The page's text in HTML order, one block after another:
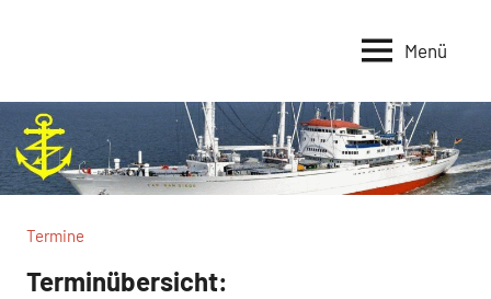
Runde
e.V.
e.V.
Menü
Termine
Terminübersicht: